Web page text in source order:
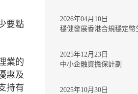
要點
業的
惠及
持有
2026年04月10日
穩健發展香港合規穩定幣
2025年12月23日
中小企融資擔保計劃
2025年10月30日